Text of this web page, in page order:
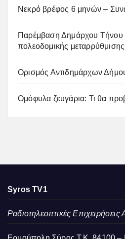
Νεκρό βρέφος 6 μηνών –
Παρέμβαση Δημάρχου Τήνου
πολεοδομικής μεταρρύθμισης
Ορισμός Αντιδημάρχων
Ομόφυλα ζευγάρια: Τι θα
Syros TV1
Ραδιοτηλεοπτικές Επιχειρήσεις